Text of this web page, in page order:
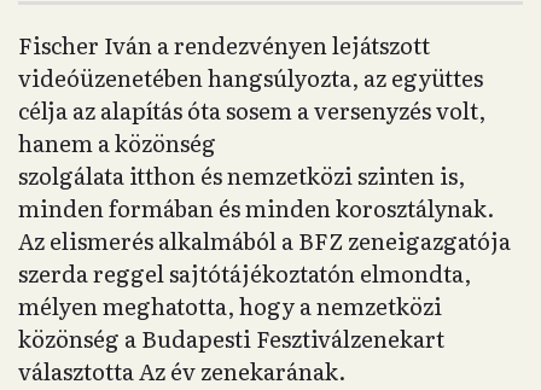
Fischer Iván a rendezvényen lejátszott
videóüzenetében hangsúlyozta, az együttes
célja az alapítás óta sosem a versenyzés volt,
hanem a közönség
szolgálata itthon és nemzetközi szinten is,
minden formában és minden korosztálynak.
Az elismerés alkalmából a BFZ zeneigazgatója
szerda reggel sajtótájékoztatón elmondta,
mélyen meghatotta, hogy a nemzetközi
közönség a Budapesti Fesztiválzenekart
választotta Az év zenekarának.